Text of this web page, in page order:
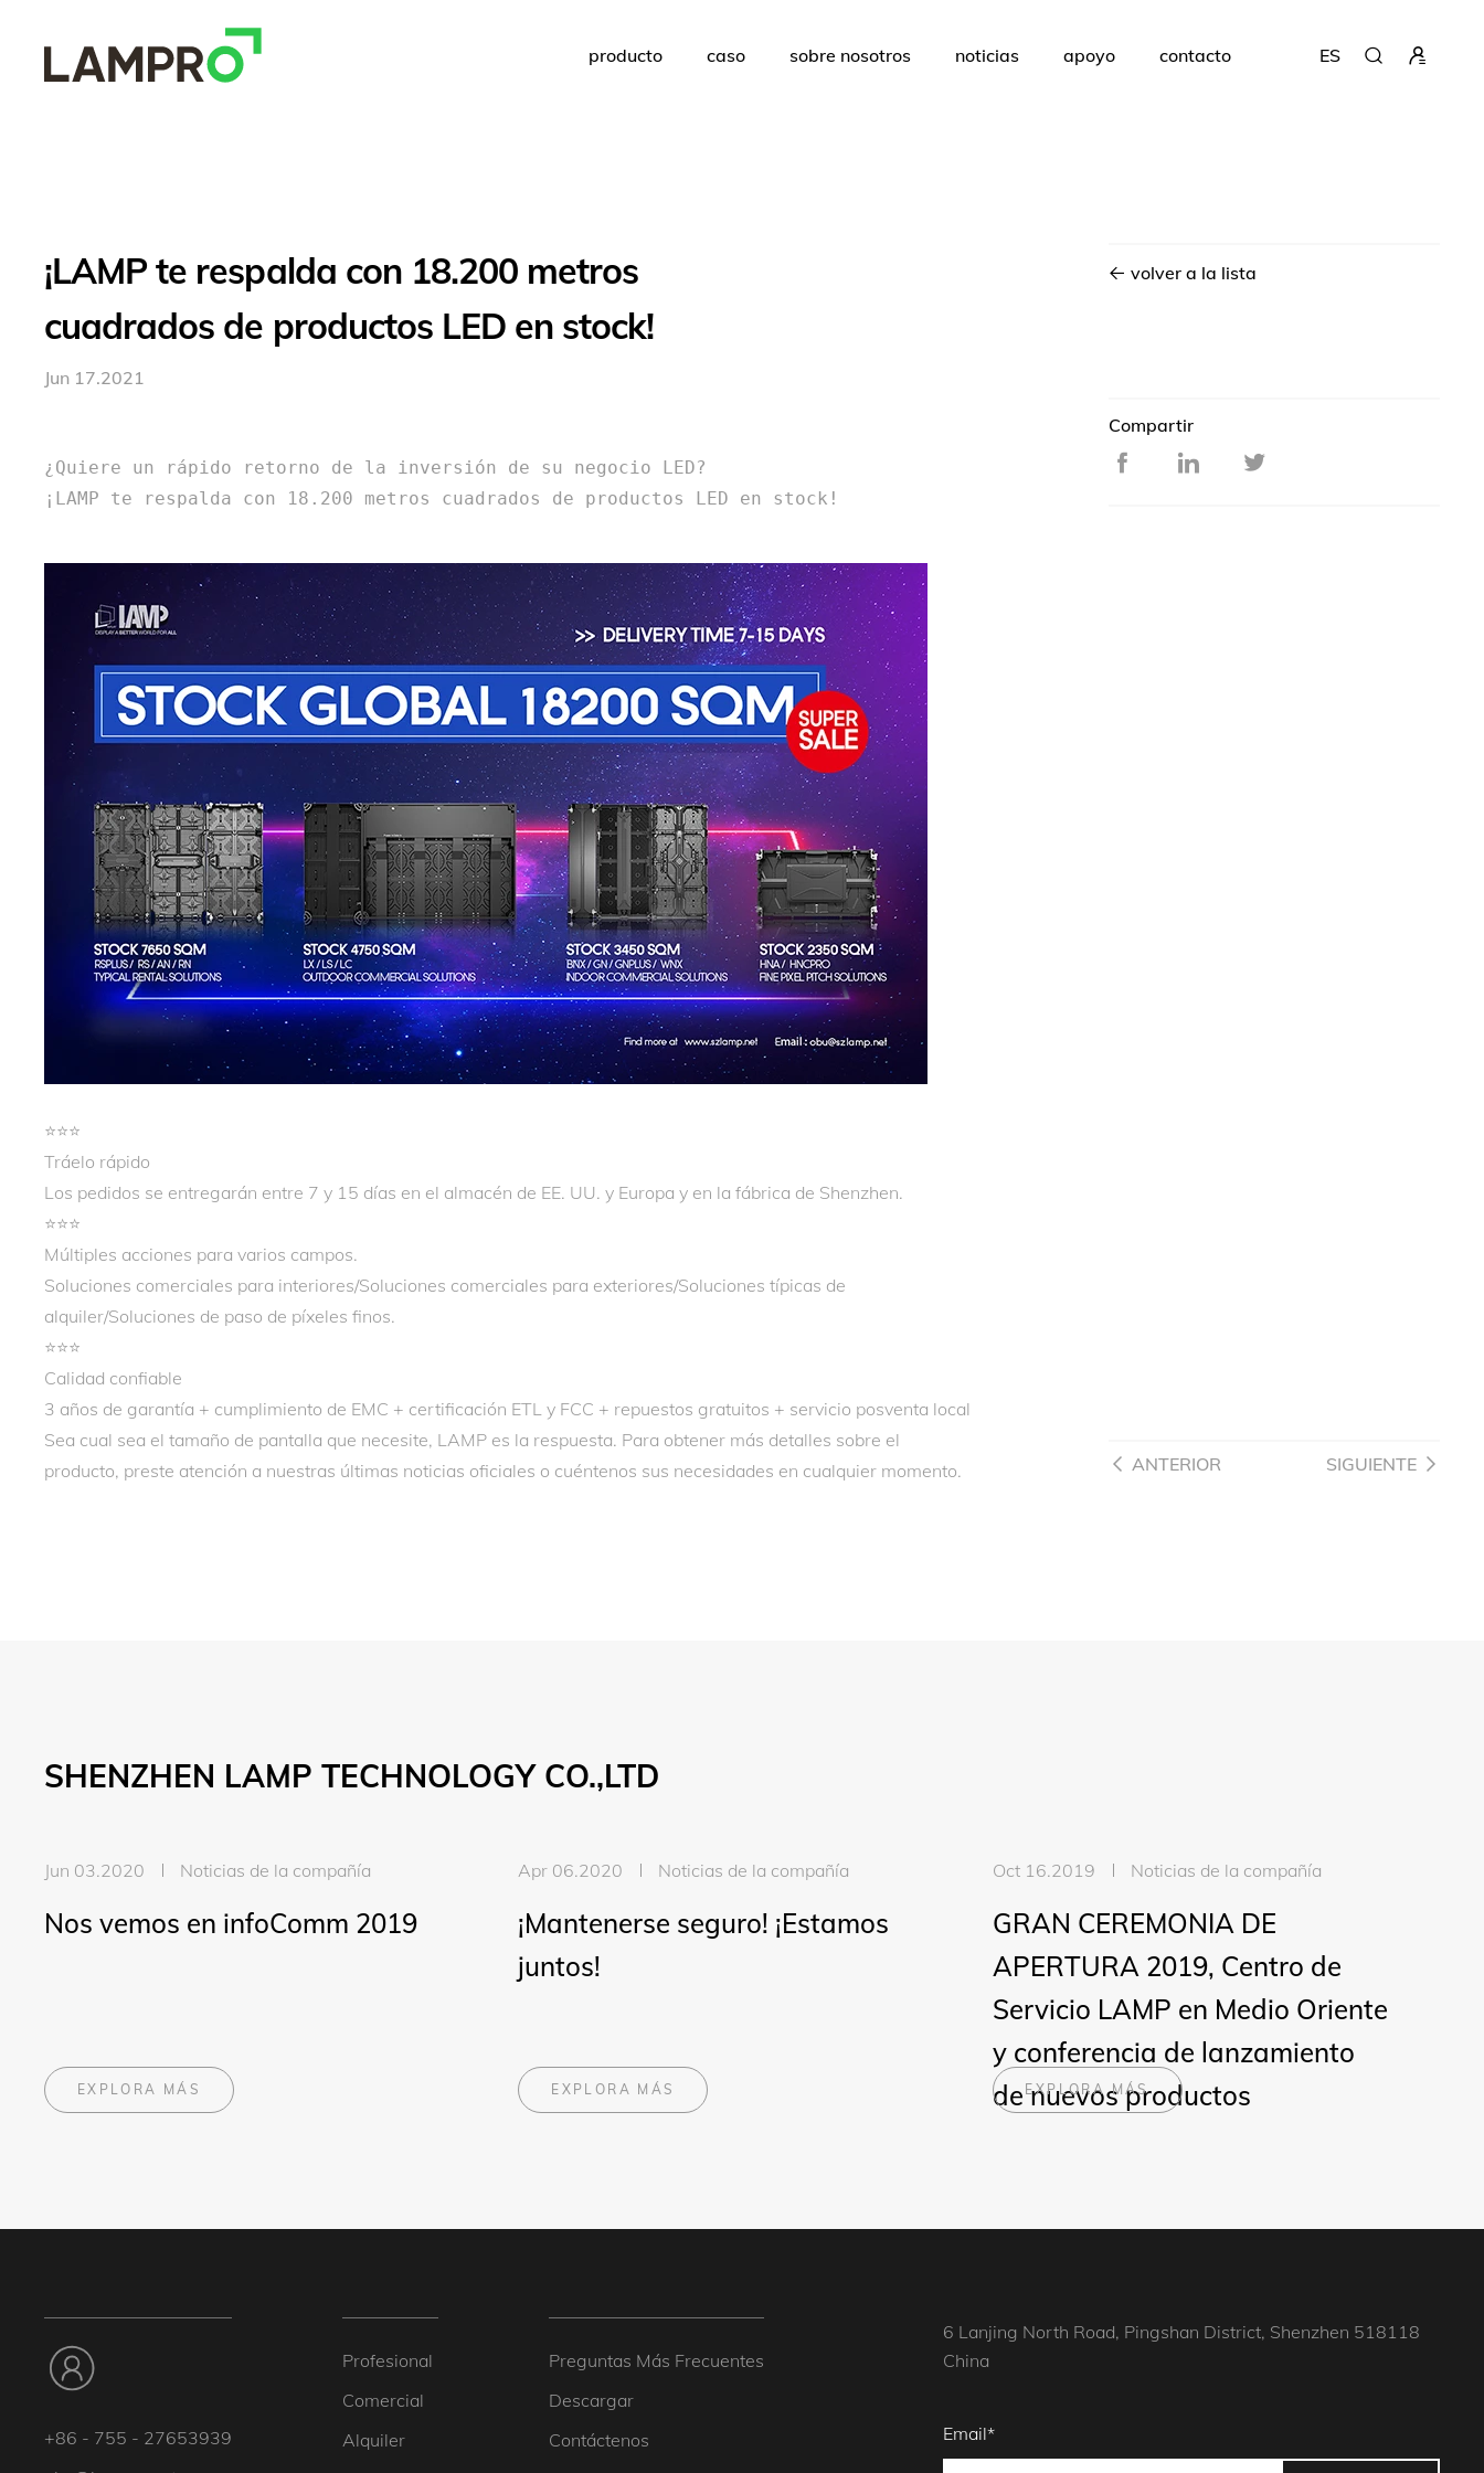
producto caso sobre nosotros noticias apoyo contacto ES
volver a la lista
¡LAMP te respalda con 18.200 metros
cuadrados de productos LED en stock!
Jun 17.2021
¿Quiere un rápido retorno de la inversión de su negocio LED?
¡LAMP te respalda con 18.200 metros cuadrados de productos LED en stock!
⭐️⭐️⭐️
Tráelo rápido
Los pedidos se entregarán entre 7 y 15 días en el almacén de EE. UU. y Europa y en la fábrica de Shenzhen.
⭐️⭐️⭐️
Múltiples acciones para varios campos.
Soluciones comerciales para interiores/Soluciones comerciales para exteriores/Soluciones típicas de
alquiler/Soluciones de paso de píxeles finos.
⭐️⭐️⭐️
Calidad confiable
3 años de garantía + cumplimiento de EMC + certificación ETL y FCC + repuestos gratuitos + servicio posventa local
Sea cual sea el tamaño de pantalla que necesite, LAMP es la respuesta. Para obtener más detalles sobre el
producto, preste atención a nuestras últimas noticias oficiales o cuéntenos sus necesidades en cualquier momento.
Compartir
ANTERIOR SIGUIENTE
SHENZHEN LAMP TECHNOLOGY CO.,LTD
Jun 03.2020 Noticias de la compañía
Nos vemos en infoComm 2019
EXPLORA MÁS
Apr 06.2020 Noticias de la compañía
¡Mantenerse seguro! ¡Estamos
juntos!
EXPLORA MÁS
Oct 16.2019 Noticias de la compañía
GRAN CEREMONIA DE
APERTURA 2019, Centro de
Servicio LAMP en Medio Oriente
y conferencia de lanzamiento
de nuevos productos
EXPLORA MÁS
+86 - 755 - 27653939
Profesional
Comercial
Alquiler
Preguntas Más Frecuentes
Descargar
Contáctenos
6 Lanjing North Road, Pingshan District, Shenzhen 518118
China
Email*